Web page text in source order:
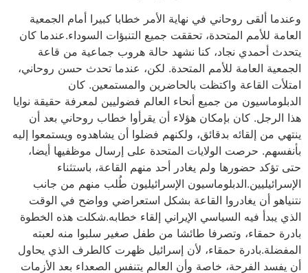
وعندما ألقى روحاني في نهاية الأمر خطابا كبيرا أمام الجمعية
العامة للأمم المتحدة، تحققت جميع التنبؤات السوداء.عندما كان
يتحدث أحمدي نجاد، كنا نشهد حالة هروب جماعية من قاعة
الجمعية العامة للأمم المتحدة. لكن، عندما تحدث حسن روحاني،
امتلأت القاعة واكتظت بالحاضرين والمستمعين. كان
الدبلوماسيون من جميع أنحاء العالم فضوليين لمعرفة حقيقة نوايا
هذا الرجل. كان بإمكان هؤلاء أن يقرأوا خطاب روحاني بعد أن
ينتهي من إلقائه بدقائق، ولكنهم فضلوا أن يشاهدوه ويستمعوا إليه
بأنفسهم. حرصت الولايات المتحدة على إرسال موظفيها أيضا،
حتى تؤكد حضورها ولم يغادر أحد منهم القاعة، باستثناء
الإسرائيليين.الدبلوماسيون الإسرائيليون طُلب منهم من جانب
نتنياهو أن يغادروا القاعة بشكل استعراضي وواضح في الوقت
الذي يبدأ فيه السياسي الإيراني إلقاء خطابه.شكلت هذه الخطوة
بادرة حمقاء، وتصرفا طائشا من طفل صغير سلبوا منه لعبته
المفضلة.بادرة حمقاء، لأن إسرائيل ظهرت كالطرف الذي يحاول
أن يفسد الفرحة، خاصة وأن العالم يتنفس الصعداء بعد الأزمات